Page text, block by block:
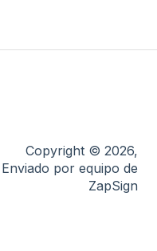
Copyright © 2026,
Enviado por equipo de
ZapSign